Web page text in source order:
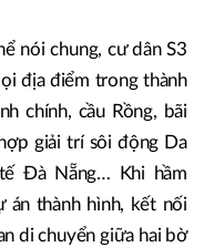
nói chung, cư dân S3
địa điểm trong thành
chính, cầu Rồng, bãi
giải trí sôi động Da
Đà Nẵng… Khi hầm
án thành hình, kết nối
di chuyển giữa hai bờ